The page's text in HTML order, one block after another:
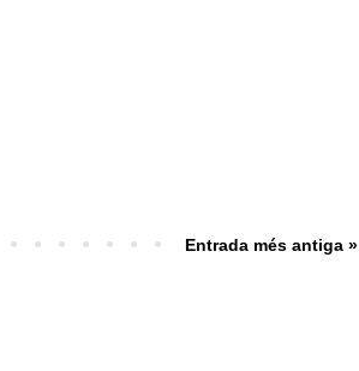
Entrada més antiga »